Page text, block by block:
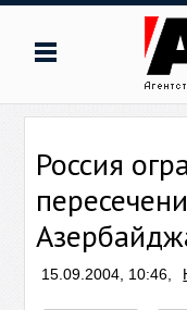
Россия
15.09.2004, 10:46,